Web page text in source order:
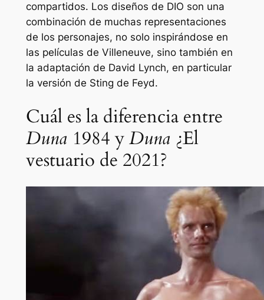
compartidos. Los diseños de DIO son una
combinación de muchas representaciones
de los personajes, no solo inspirándose en
las películas de Villeneuve, sino también en
la adaptación de David Lynch, en particular
la versión de Sting de Feyd.
Cuál es la diferencia entre
Duna 1984 yDuna ¿El
vestuario de 2021?